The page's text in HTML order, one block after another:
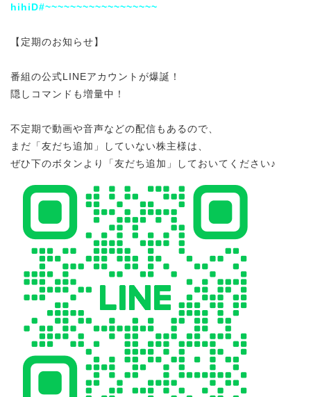
hihiD#~~~~~~~~~~~~~~~~~~
【定期のお知らせ】
番組の公式LINEアカウントが爆誕！
隠しコマンドも増量中！
不定期で動画や音声などの配信もあるので、
まだ「友だち追加」していない株主様は、
ぜひ下のボタンより「友だち追加」しておいてください♪